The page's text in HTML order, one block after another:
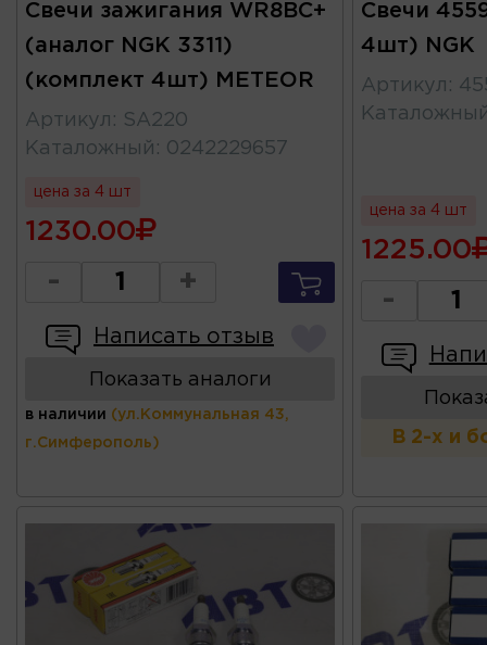
Свечи зажигания WR8BC+
(аналог NGK 3311)
(комплект 4шт) METEOR
Артикул : SA220
Каталожный : 0242229657
цена за 4 шт
1230.00
- +
Написать отзыв
Показать аналоги
в наличии (ул.Коммунальная 43,
г.Симферополь)
Свечи
4шт) NGK
Артикул :
цена за 4 шт
1225.00
-
В 2-х и